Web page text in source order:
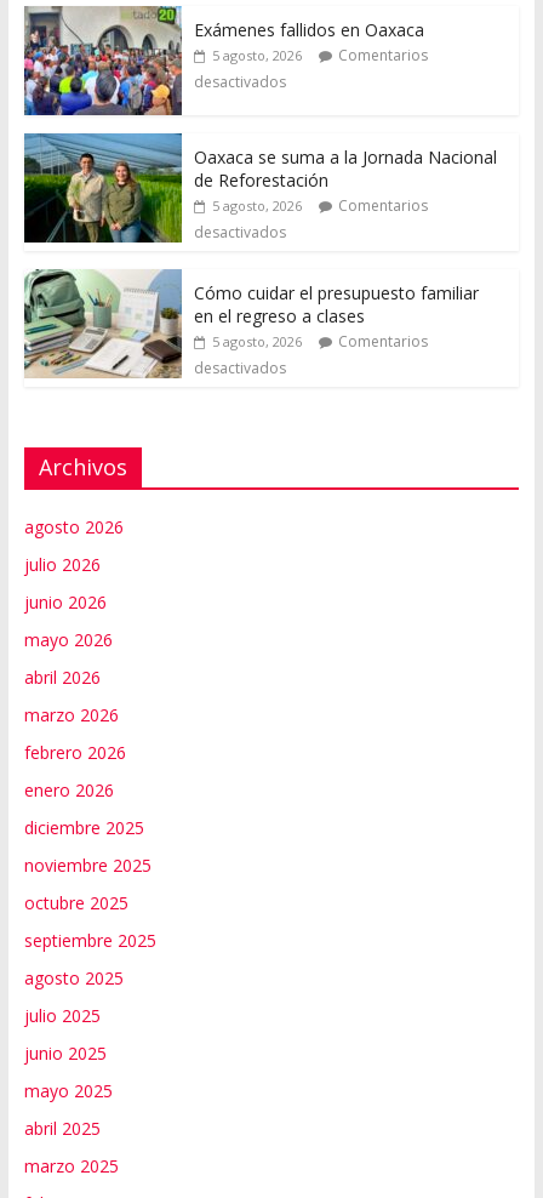
Exámenes fallidos en Oaxaca
5 agosto, 2026
Comentarios
desactivados
Oaxaca se suma a la Jornada Nacional
de Reforestación
5 agosto, 2026
Comentarios
desactivados
Cómo cuidar el presupuesto familiar
en el regreso a clases
5 agosto, 2026
Comentarios
desactivados
Archivos
agosto 2026
julio 2026
junio 2026
mayo 2026
abril 2026
marzo 2026
febrero 2026
enero 2026
diciembre 2025
noviembre 2025
octubre 2025
septiembre 2025
agosto 2025
julio 2025
junio 2025
mayo 2025
abril 2025
marzo 2025